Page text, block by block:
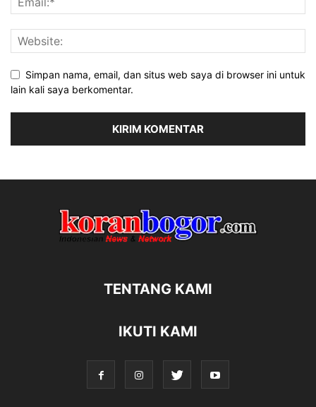
Simpan nama, email, dan situs web saya di browser ini untuk
lain kali saya berkomentar.
TENTANG KAMI
IKUTI KAMI